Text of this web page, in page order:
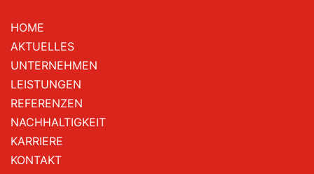
HOME
AKTUELLES
UNTERNEHMEN
LEISTUNGEN
REFERENZEN
NACHHALTIGKEIT
KARRIERE
KONTAKT